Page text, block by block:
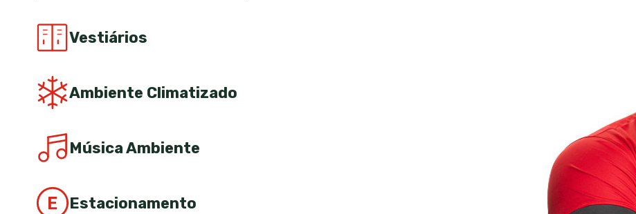
Vestiários
Ambiente Climatizado
Música Ambiente
Estacionamento